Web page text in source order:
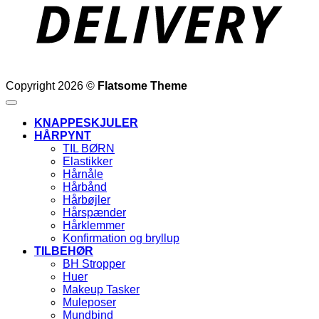
Copyright 2026 © Flatsome Theme
KNAPPESKJULER
HÅRPYNT
TIL BØRN
Elastikker
Hårnåle
Hårbånd
Hårbøjler
Hårspænder
Hårklemmer
Konfirmation og bryllup
TILBEHØR
BH Stropper
Huer
Makeup Tasker
Muleposer
Mundbind